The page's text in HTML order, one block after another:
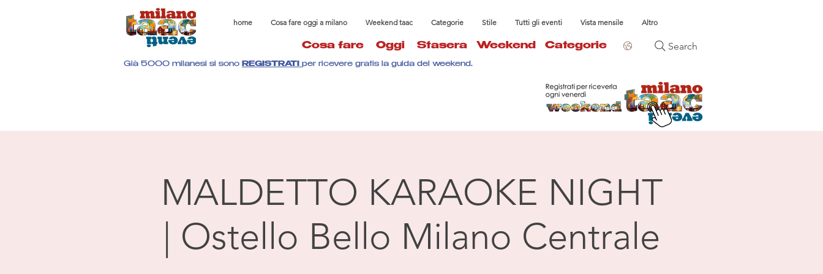
home Cosa fare oggi a milano Weekend taac Categorie Stile Tutti gli eventi Vista mensile Altro
Cosa fare Oggi Stasera Weekend Categorie Search
Già 5000 milanesi si sono REGISTRATI per ricevere gratis la guida del weekend.
MALDETTO KARAOKE NIGHT
| Ostello Bello Milano Centrale